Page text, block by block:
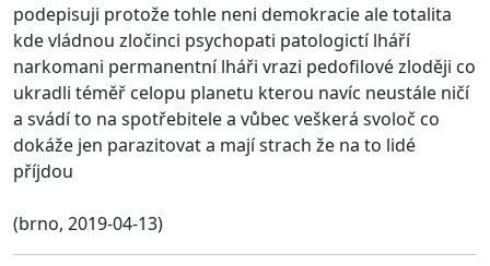
podepisuji protože tohle neni demokracie ale totalita
kde vládnou zločinci psychopati patologictí lháří
narkomani permanentní lháři vrazi pedofilové zloději co
ukradli téměř celopu planetu kterou navíc neustále ničí
a svádí to na spotřebitele a vůbec veškerá svoloč co
dokáže jen parazitovat a mají strach že na to lidé
příjdou
(brno, 2019-04-13)